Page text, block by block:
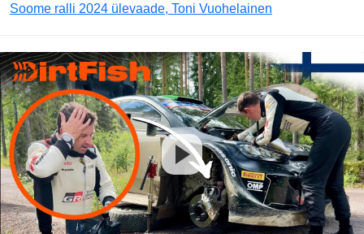
Soome ralli 2024 ülevaade, Toni Vuohelainen